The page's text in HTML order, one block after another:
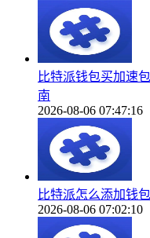
比特派钱包买加速
南
2026-08-06 07:47:16
比特派怎么添加钱
2026-08-06 07:02:10